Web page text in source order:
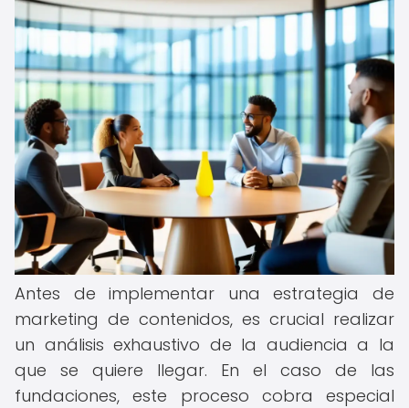
Antes de implementar una estrategia de
marketing de contenidos, es crucial realizar
un análisis exhaustivo de la audiencia a la
que se quiere llegar. En el caso de las
fundaciones, este proceso cobra especial